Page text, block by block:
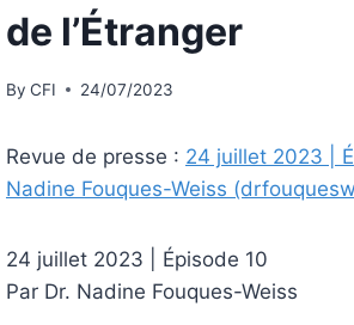
de l’Étranger
By CFI 24/07/2023
Revue de presse : 24 juillet 2023 |
Nadine Fouques-Weiss
24 juillet 2023 | Épisode 10
Par Dr. Nadine Fouques-Weiss